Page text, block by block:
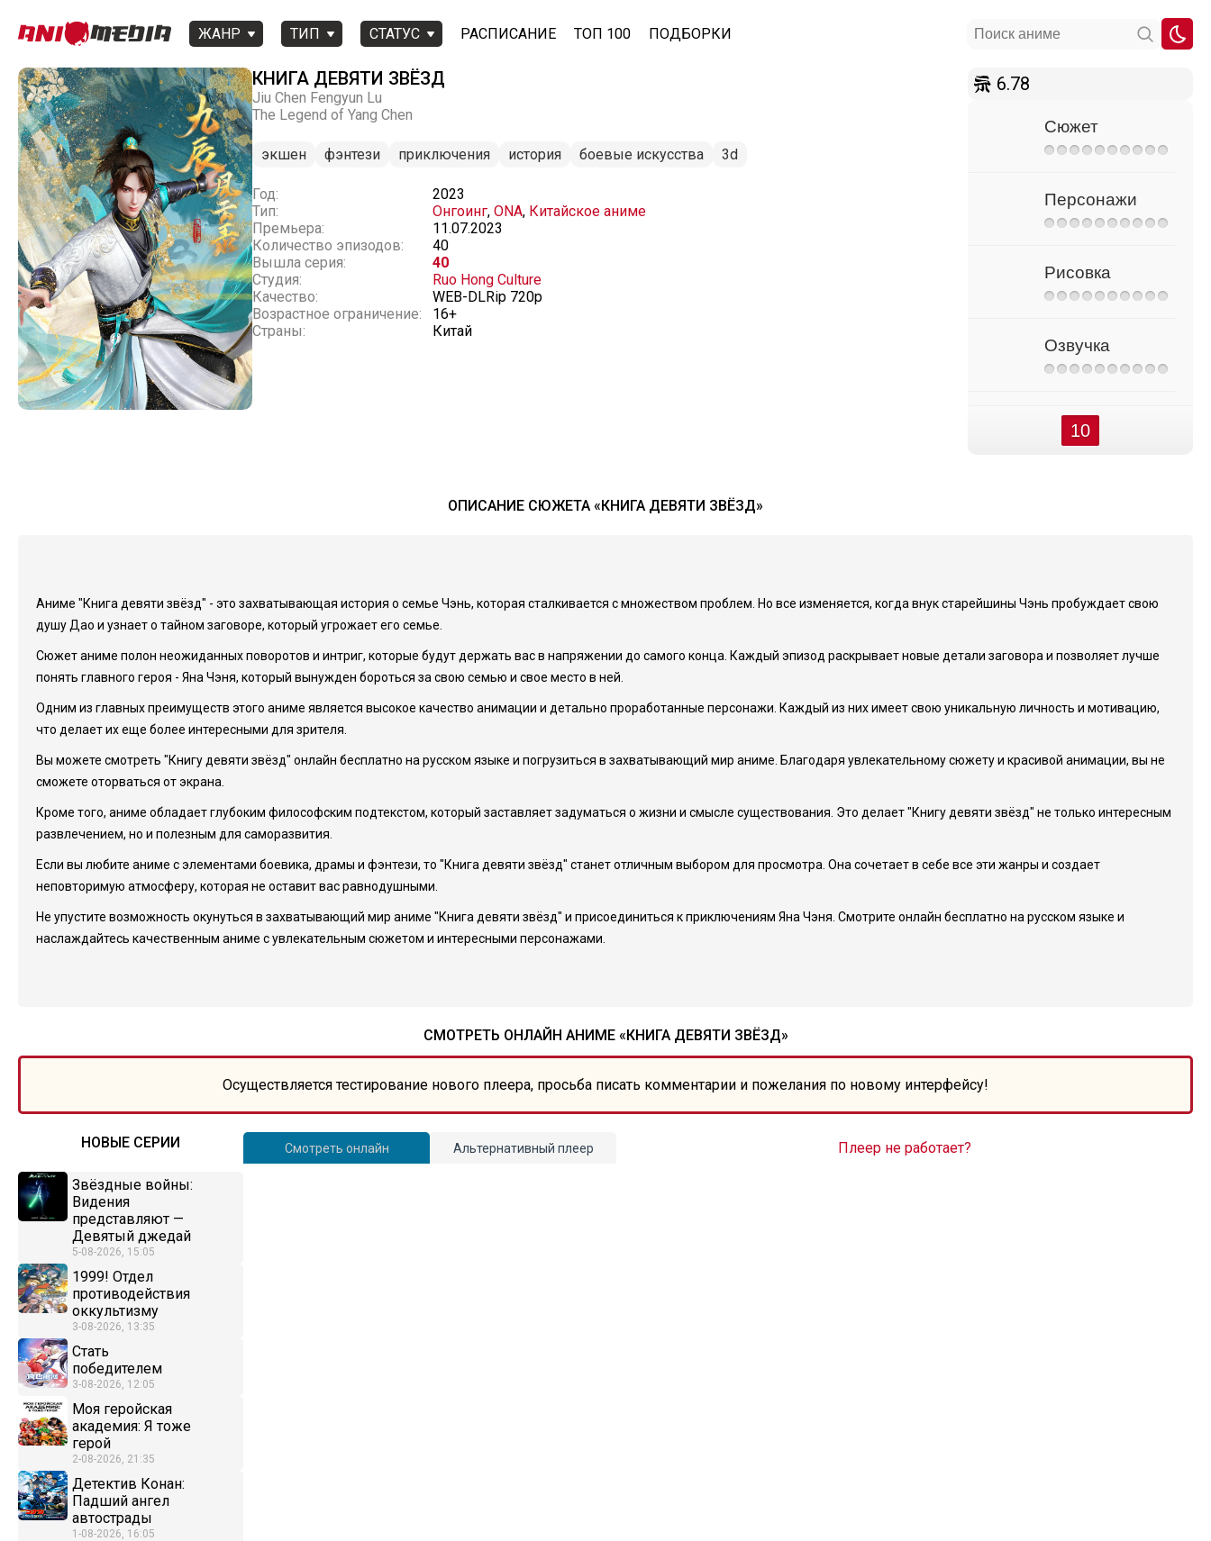
ЖАНР ТИП СТАТУС РАСПИСАНИЕ ТОП 100 ПОДБОРКИ
КНИГА ДЕВЯТИ ЗВЁЗД
Jiu Chen Fengyun Lu
The Legend of Yang Chen
экшен фэнтези приключения история боевые искусства 3d
Год:
2023
Тип:
Онгоинг, ONA, Китайское аниме
Премьера:
11.07.2023
Количество эпизодов:
40
Вышла серия:
40
Студия:
Ruo Hong Culture
Качество:
WEB-DLRip 720p
Возрастное ограничение:
16+
Страны:
Китай
6.78
Сюжет
Персонажи
Рисовка
Озвучка
10
ОПИСАНИЕ СЮЖЕТА «КНИГА ДЕВЯТИ ЗВЁЗД»
Аниме "Книга девяти звёзд" - это захватывающая история о семье Чэнь, которая сталкивается с множеством проблем. Но все изменяется, когда внук старейшины Чэнь пробуждает свою
душу Дао и узнает о тайном заговоре, который угрожает его семье.
Сюжет аниме полон неожиданных поворотов и интриг, которые будут держать вас в напряжении до самого конца. Каждый эпизод раскрывает новые детали заговора и позволяет лучше
понять главного героя - Яна Чэня, который вынужден бороться за свою семью и свое место в ней.
Одним из главных преимуществ этого аниме является высокое качество анимации и детально проработанные персонажи. Каждый из них имеет свою уникальную личность и мотивацию,
что делает их еще более интересными для зрителя.
Вы можете смотреть "Книгу девяти звёзд" онлайн бесплатно на русском языке и погрузиться в захватывающий мир аниме. Благодаря увлекательному сюжету и красивой анимации, вы не
сможете оторваться от экрана.
Кроме того, аниме обладает глубоким философским подтекстом, который заставляет задуматься о жизни и смысле существования. Это делает "Книгу девяти звёзд" не только интересным
развлечением, но и полезным для саморазвития.
Если вы любите аниме с элементами боевика, драмы и фэнтези, то "Книга девяти звёзд" станет отличным выбором для просмотра. Она сочетает в себе все эти жанры и создает
неповторимую атмосферу, которая не оставит вас равнодушными.
Не упустите возможность окунуться в захватывающий мир аниме "Книга девяти звёзд" и присоединиться к приключениям Яна Чэня. Смотрите онлайн бесплатно на русском языке и
наслаждайтесь качественным аниме с увлекательным сюжетом и интересными персонажами.
СМОТРЕТЬ ОНЛАЙН АНИМЕ «КНИГА ДЕВЯТИ ЗВЁЗД»
Осуществляется тестирование нового плеера, просьба писать комментарии и пожелания по новому интерфейсу!
НОВЫЕ СЕРИИ
Звёздные войны:
Видения
представляют —
Девятый джедай
5-08-2026, 15:05
1999! Отдел
противодействия
оккультизму
3-08-2026, 13:35
Стать
победителем
3-08-2026, 12:05
Моя геройская
академия: Я тоже
герой
2-08-2026, 21:35
Детектив Конан:
Падший ангел
автострады
1-08-2026, 16:05
Смотреть онлайн Альтернативный плеер Плеер не работает?